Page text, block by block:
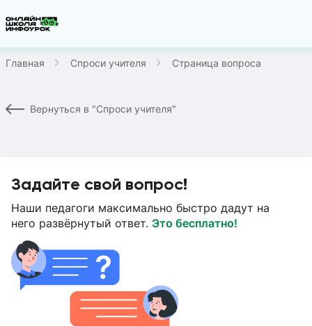
Главная Спроси учителя Страница вопроса
Вернуться в "Спроси учителя"
Задайте свой вопрос!
Наши педагоги максимально быстро дадут на
него развёрнутый ответ. Это бесплатно!